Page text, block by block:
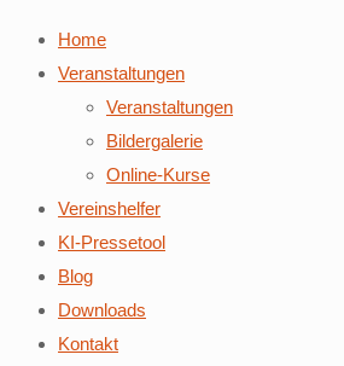
Home
Veranstaltungen
Veranstaltungen
Bildergalerie
Online-Kurse
Vereinshelfer
KI-Pressetool
Blog
Downloads
Kontakt